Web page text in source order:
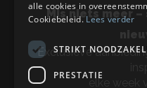
Mis niets meer
Exclusieve
elke week
alle cookies in
Cookiebeleid.Lees verder
STRIKT
PRESTATIE